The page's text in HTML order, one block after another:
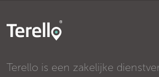
Terello is een zakelijke